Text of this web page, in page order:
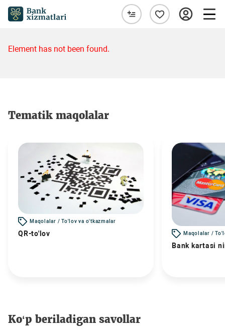
Element has not been found.
Tematik maqolalar
Maqolalar / To'lov va o'tkazmalar
QR-to'lov Maqolalar /
Bank kartasi
Ko‘p beriladigan savollar